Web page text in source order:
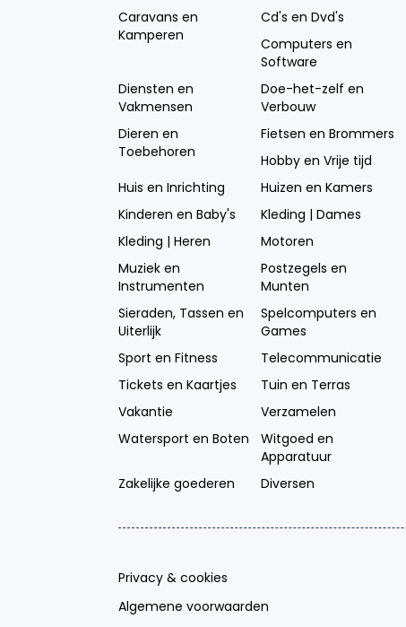
Caravans en
Kamperen
Cd's en Dvd's
Computers en
Software
Diensten en
Vakmensen
Doe-het-zelf en
Verbouw
Dieren en
Toebehoren
Fietsen en Brommers
Hobby en Vrije tijd
Huis en Inrichting
Huizen en Kamers
Kinderen en Baby's
Kleding | Dames
Kleding | Heren
Motoren
Muziek en
Instrumenten
Postzegels en
Munten
Sieraden, Tassen en
Uiterlijk
Spelcomputers en
Games
Sport en Fitness
Telecommunicatie
Tickets en Kaartjes
Tuin en Terras
Vakantie
Verzamelen
Watersport en Boten
Witgoed en
Apparatuur
Zakelijke goederen
Diversen
Privacy & cookies
Algemene voorwaarden